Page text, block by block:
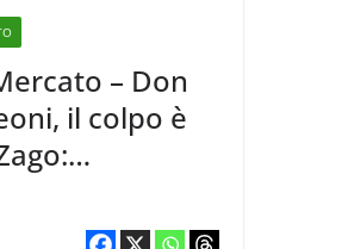
– Don
il colpo è
oltre 5.000
di